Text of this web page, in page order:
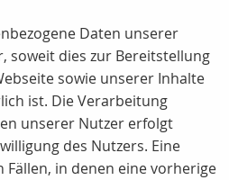
Daten unserer
soweit dies zur Bereitstellung
sowie unserer Inhalte
ist. Die Verarbeitung
unserer Nutzer erfolgt
des Nutzers. Eine
Fällen, in denen eine vorherige